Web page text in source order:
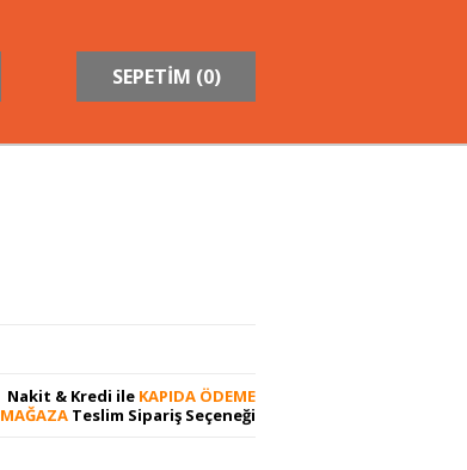
SEPETİM (0)
Nakit & Kredi ile KAPIDA ÖDEME
MAĞAZA Teslim Sipariş Seçeneği